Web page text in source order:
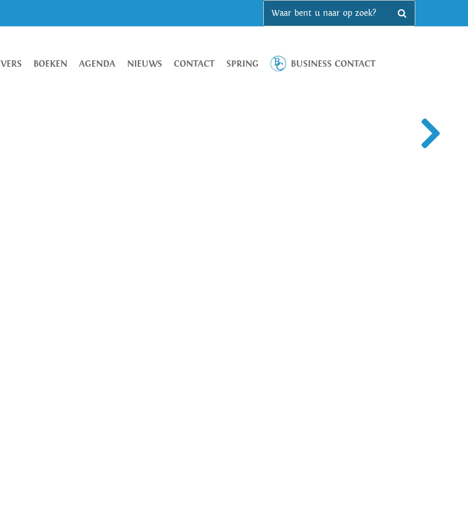
BOEKEN AGENDA NIEUWS CONTACT SPRING BUSINESS CONTACT
Evans
De correspondente kijkt de gepensioneerde advocate Sybil Van Antwerp in geschreven brieven soms met